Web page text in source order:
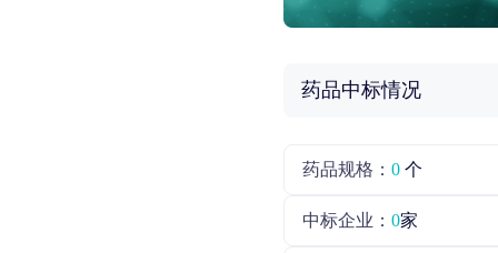
药品中标情况
药品规格： 0 个
中标企业： 0家